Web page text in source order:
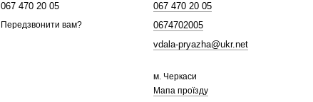
067 470 20 05
Передзвонити вам?
067 470 20 05
0674702005
vdala-pryazha@ukr.net
м. Черкаси
Мапа проїзду